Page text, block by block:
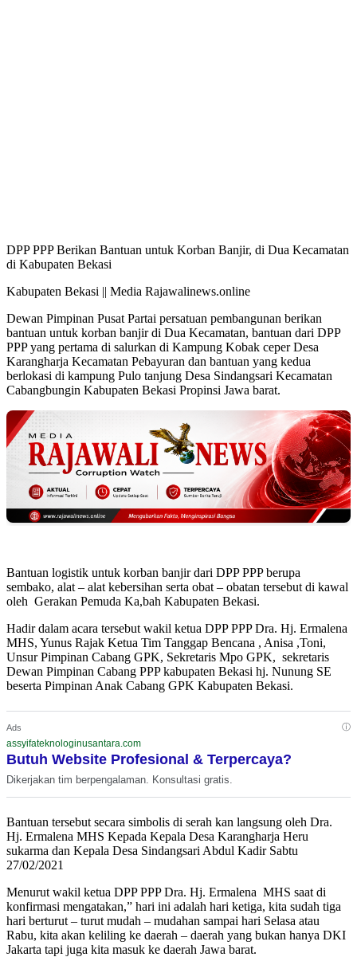
DPP PPP Berikan Bantuan untuk Korban Banjir, di Dua Kecamatan
di Kabupaten Bekasi
Kabupaten Bekasi || Media Rajawalinews.online
Dewan Pimpinan Pusat Partai persatuan pembangunan berikan
bantuan untuk korban banjir di Dua Kecamatan, bantuan dari DPP
PPP yang pertama di salurkan di Kampung Kobak ceper Desa
Karangharja Kecamatan Pebayuran dan bantuan yang kedua
berlokasi di kampung Pulo tanjung Desa Sindangsari Kecamatan
Cabangbungin Kabupaten Bekasi Propinsi Jawa barat.
Bantuan logistik untuk korban banjir dari DPP PPP berupa
sembako, alat – alat kebersihan serta obat – obatan tersebut di kawal
oleh Gerakan Pemuda Ka,bah Kabupaten Bekasi.
Hadir dalam acara tersebut wakil ketua DPP PPP Dra. Hj. Ermalena
MHS, Yunus Rajak Ketua Tim Tanggap Bencana , Anisa ,Toni,
Unsur Pimpinan Cabang GPK, Sekretaris Mpo GPK, sekretaris
Dewan Pimpinan Cabang PPP kabupaten Bekasi hj. Nunung SE
beserta Pimpinan Anak Cabang GPK Kabupaten Bekasi.
Ads ⓘ
assyifateknologinusantara.com
Butuh Website Profesional & Terpercaya?
Dikerjakan tim berpengalaman. Konsultasi gratis.
Bantuan tersebut secara simbolis di serah kan langsung oleh Dra.
Hj. Ermalena MHS Kepada Kepala Desa Karangharja Heru
sukarma dan Kepala Desa Sindangsari Abdul Kadir Sabtu
27/02/2021
Menurut wakil ketua DPP PPP Dra. Hj. Ermalena MHS saat di
konfirmasi mengatakan,” hari ini adalah hari ketiga, kita sudah tiga
hari berturut – turut mudah – mudahan sampai hari Selasa atau
Rabu, kita akan keliling ke daerah – daerah yang bukan hanya DKI
Jakarta tapi juga kita masuk ke daerah Jawa barat.